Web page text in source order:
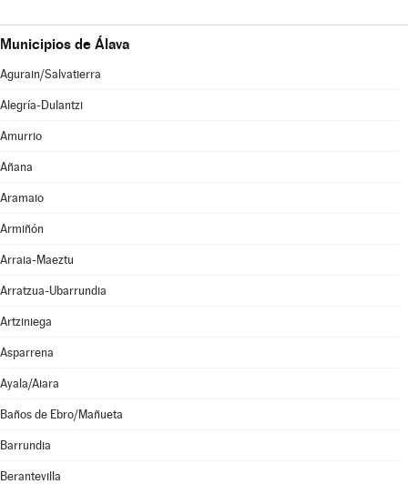
Municipios de Álava
Agurain/Salvatierra
Alegría-Dulantzi
Amurrio
Añana
Aramaio
Armiñón
Arraia-Maeztu
Arratzua-Ubarrundia
Artziniega
Asparrena
Ayala/Aiara
Baños de Ebro/Mañueta
Barrundia
Berantevilla